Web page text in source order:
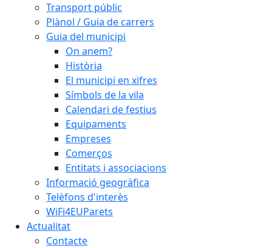
Transport públic
Plànol / Guia de carrers
Guia del municipi
On anem?
Història
El municipi en xifres
Símbols de la vila
Calendari de festius
Equipaments
Empreses
Comerços
Entitats i associacions
Informació geogràfica
Telèfons d'interès
WiFi4EUParets
Actualitat
Contacte